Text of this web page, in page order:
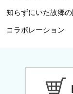
知らずにいた故郷
コラボレーション